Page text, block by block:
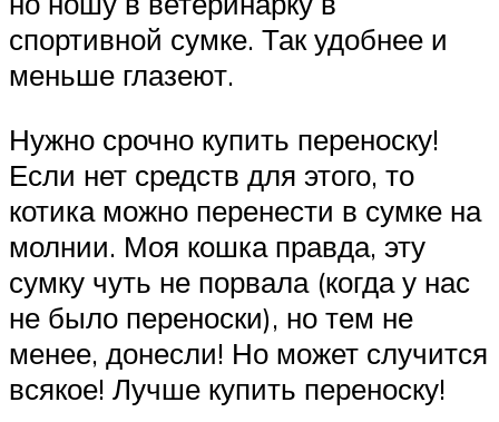
спортивной сумке. Так удобнее и
меньше глазеют.
Нужно срочно купить переноску!
Если нет средств для этого, то
котика можно перенести в сумке на
молнии. Моя кошка правда, эту
сумку чуть не порвала (когда у нас
не было переноски), но тем не
менее, донесли! Но может случится
всякое! Лучше купить переноску!